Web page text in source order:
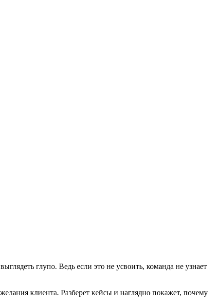
глупо. Ведь если это не усвоить, команда не узнает
клиента. Разберет кейсы и наглядно покажет, почему